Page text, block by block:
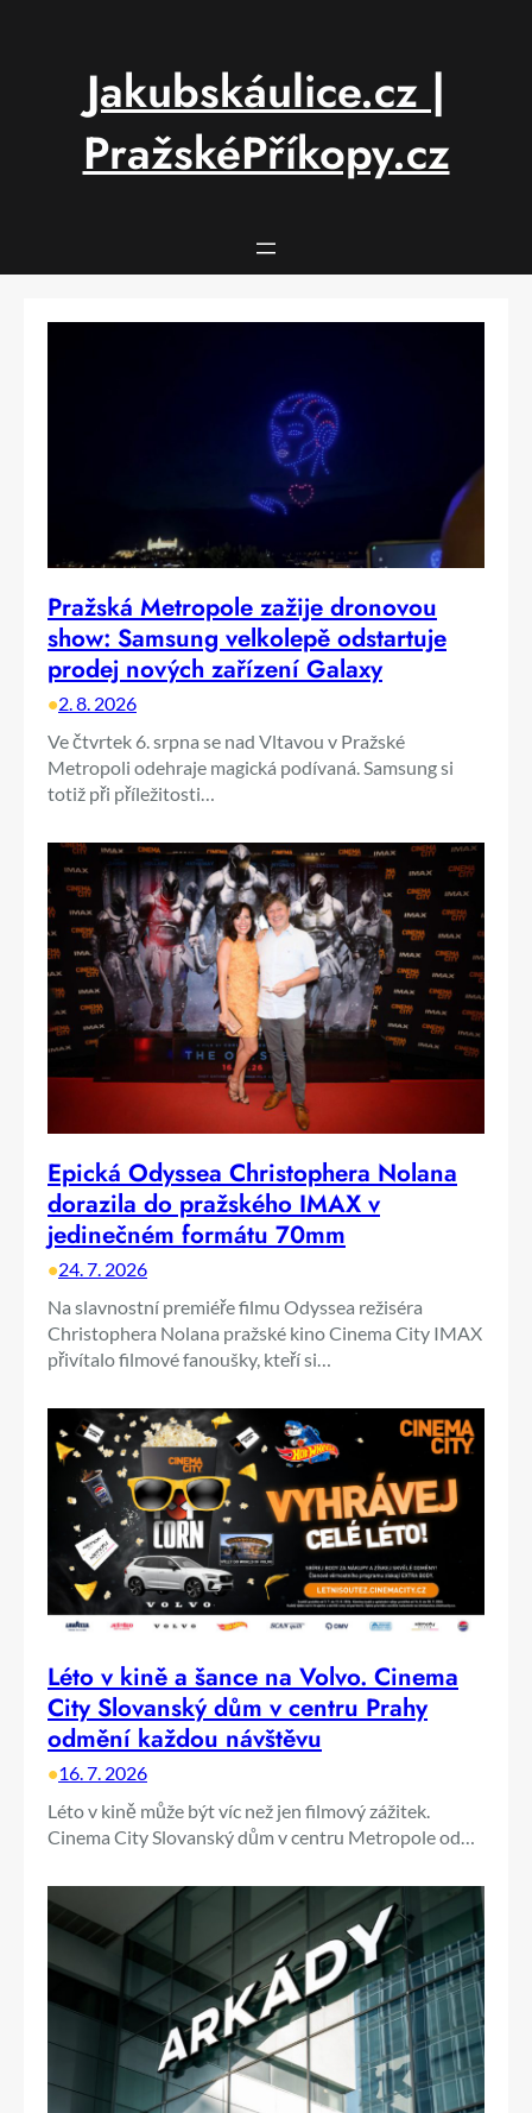
Jakubskáulice.cz |
PražskéPříkopy.cz
Pražská Metropole zažije dronovou
show: Samsung velkolepě odstartuje
prodej nových zařízení Galaxy
•2. 8. 2026
Ve čtvrtek 6. srpna se nad Vltavou v Pražské
Metropoli odehraje magická podívaná. Samsung si
totiž při příležitosti…
Epická Odyssea Christophera Nolana
dorazila do pražského IMAX v
jedinečném formátu 70mm
•24. 7. 2026
Na slavnostní premiéře filmu Odyssea režiséra
Christophera Nolana pražské kino Cinema City IMAX
přivítalo filmové fanoušky, kteří si…
Léto v kině a šance na Volvo. Cinema
City Slovanský dům v centru Prahy
odmění každou návštěvu
•16. 7. 2026
Léto v kině může být víc než jen filmový zážitek.
Cinema City Slovanský dům v centru Metropole od…